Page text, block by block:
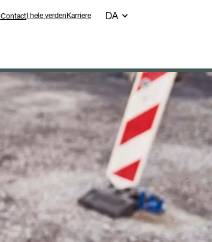
ContactI hele verdenKarriere DA